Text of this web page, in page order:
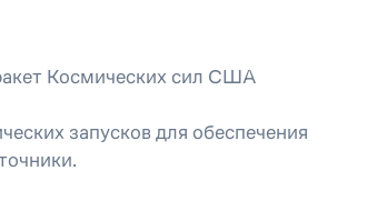
Космических сил США
запусков для обеспечения